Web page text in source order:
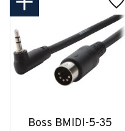
Boss BMIDI-5-35